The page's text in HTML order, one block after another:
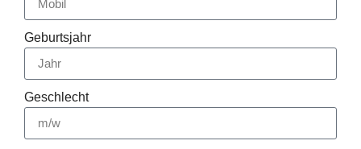
Geburtsjahr
Geschlecht